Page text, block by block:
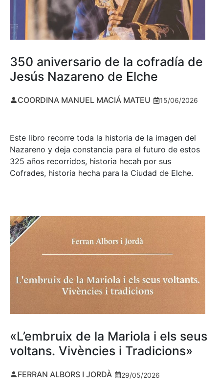
350 aniversario de la cofradía de
Jesús Nazareno de Elche
COORDINA MANUEL MACIÁ MATEU 15/06/2026
Este libro recorre toda la historia de la imagen del
Nazareno y deja constancia para el futuro de estos
325 años recorridos, historia hecah por sus
Cofrades, historia hecha para la Ciudad de Elche.
«L’embruix de la Mariola i els seus
voltans. Vivències i Tradicions»
FERRAN ALBORS I JORDÀ 29/05/2026